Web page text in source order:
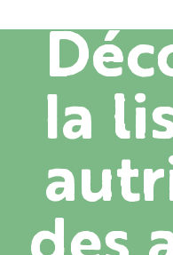
la